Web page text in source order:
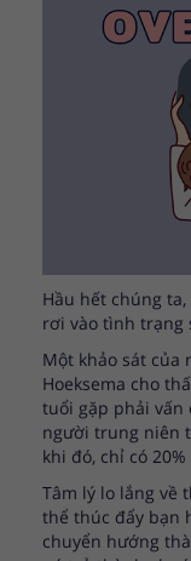
Hầu hết chúng
rơi vào tình trạng
Một khảo sát của
Hoeksema cho
tuổi gặp phải vấn
người trung niên
khi đó, chỉ có
Tâm lý lo lắng về
thể thúc đẩy bạn
chuyển hướng